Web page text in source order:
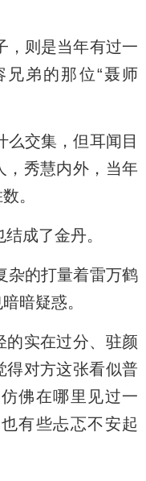
则是当年有过一
弟的那位“聂师
交集，但耳闻目
，秀慧内外，当年
。
成了金丹。
的打量着雷万鹤
暗疑惑。
实在过分、驻颜
得对方这张看似普
佛在哪里见过一
有些忐忑不安起